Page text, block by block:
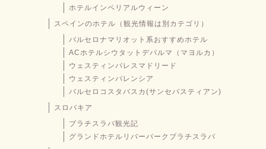
ホテルインペリアルウィーン
スペインのホテル（観光情報は別カテゴリ）
バルセロナマリオット系おすすめホテル
ACホテルシウタットデパルマ（マヨルカ）
ウェスティンパレスマドリード
ウェスティンバレンシア
バルセロコスタバスカ(サンセバスティアン)
スロバキア
ブラチスラバ観光記
グランドホテルリバーパークブラチスラバ